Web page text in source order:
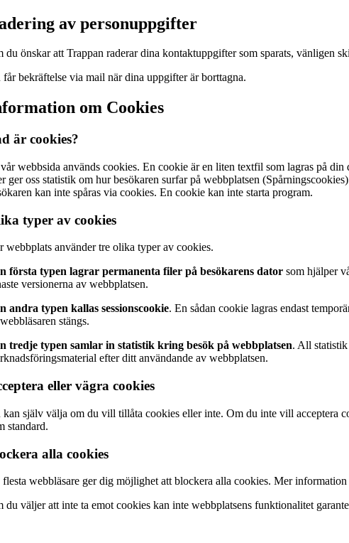
av personuppgifter
du önskar att Trappan raderar dina kontaktuppgifter som sparats, vänligen
får bekräftelse via mail när dina uppgifter är borttagna.
om Cookies
är cookies?
webbsida används cookies. En cookie är en liten textfil som lagras på
ger oss statistik om hur besökaren surfar på webbplatsen
kan inte spåras via cookies. En cookie kan inte starta program.
typer av cookies
webbplats använder tre olika typer av cookies.
första typen lagrar permanenta filer på besökarens dator som hjälper
versionerna av webbplatsen.
andra typen kallas sessionscookie. En sådan cookie lagras endast
stängs.
tredje typen samlar in statistik kring besök på webbplatsen. All statistik
efter ditt användande av webbplatsen.
eller vägra cookies
kan själv välja om du vill tillåta cookies eller inte. Om du inte vill acceptera
standard.
alla cookies
flesta webbläsare ger dig möjlighet att blockera alla cookies. Mer
du väljer att inte ta emot cookies kan inte webbplatsens funktionalitet